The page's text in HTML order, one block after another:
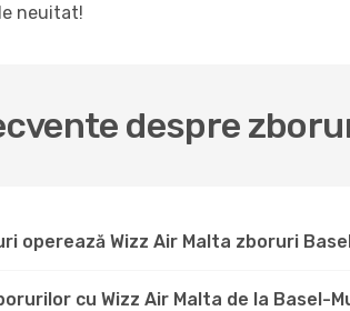
neuitat!
despre
operează Wizz Air Malta zboruri
cu Wizz Air Malta de la Basel-